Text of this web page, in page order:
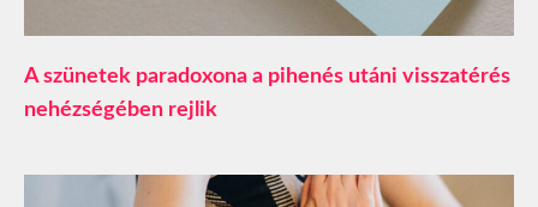
A szünetek paradoxona a pihenés utáni visszatérés
nehézségében rejlik